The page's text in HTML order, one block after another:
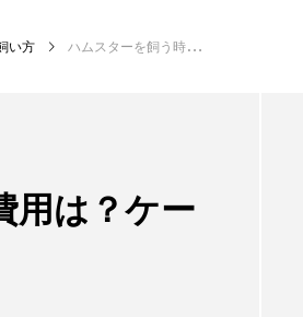
い方 ハムスターを飼う時にかかる総額費用は？ケージの値段など飼育環境も含めて
用は？ケー